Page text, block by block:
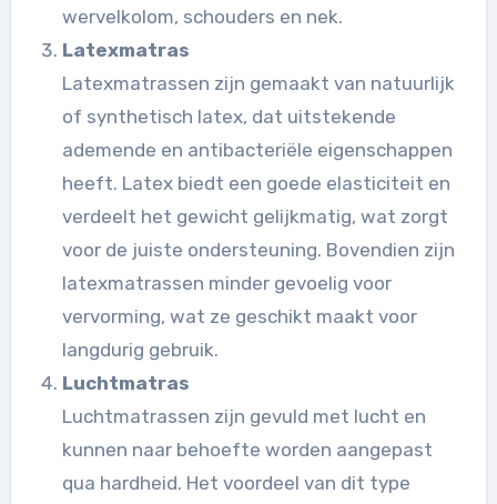
wervelkolom, schouders en nek.
Latexmatras
Latexmatrassen zijn gemaakt van natuurlijk
of synthetisch latex, dat uitstekende
ademende en antibacteriële eigenschappen
heeft. Latex biedt een goede elasticiteit en
verdeelt het gewicht gelijkmatig, wat zorgt
voor de juiste ondersteuning. Bovendien zijn
latexmatrassen minder gevoelig voor
vervorming, wat ze geschikt maakt voor
langdurig gebruik.
Luchtmatras
Luchtmatrassen zijn gevuld met lucht en
kunnen naar behoefte worden aangepast
qua hardheid. Het voordeel van dit type